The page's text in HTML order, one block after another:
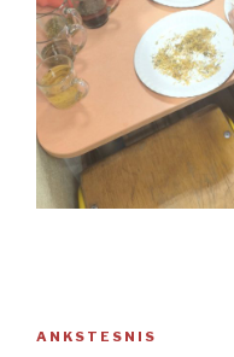
Navigacija
Ankstesnis
ANKSTESNIS